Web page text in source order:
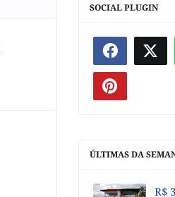
SOCIAL PLUGIN
ÚLTIMAS DA
R$